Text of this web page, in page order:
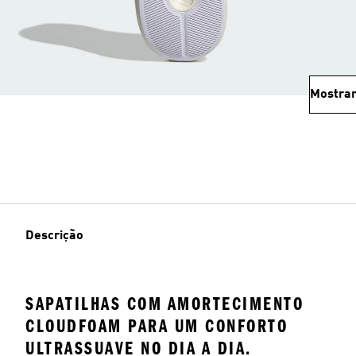
Descrição
SAPATILHAS COM AMORTECIMENTO
CLOUDFOAM PARA UM CONFORTO
ULTRASSUAVE NO DIA A DIA.